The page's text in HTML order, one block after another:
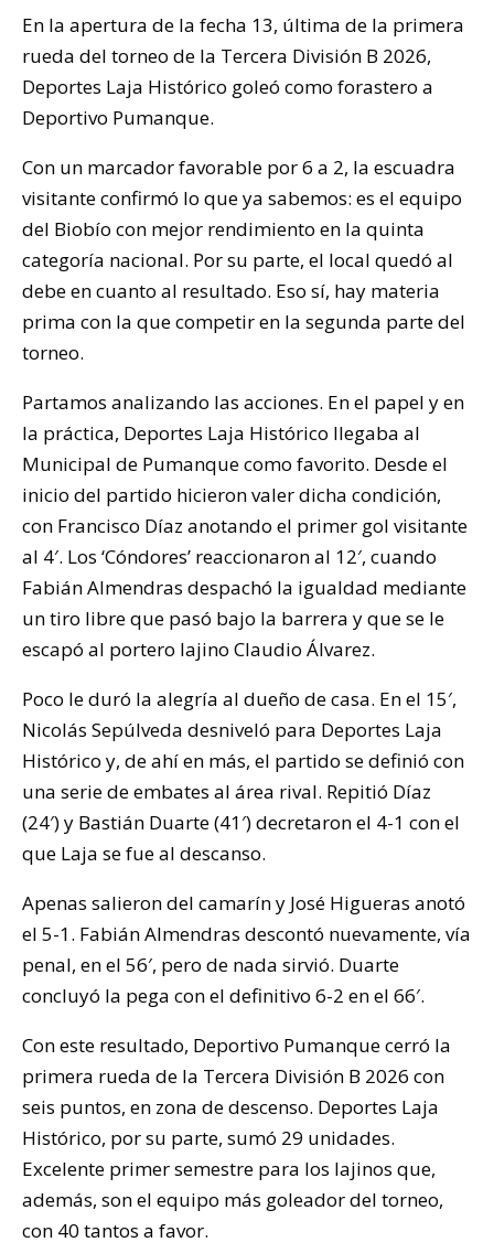
En la apertura de la fecha 13, última de la primera
rueda del torneo de la Tercera División B 2026,
Deportes Laja Histórico goleó como forastero a
Deportivo Pumanque.
Con un marcador favorable por 6 a 2, la escuadra
visitante confirmó lo que ya sabemos: es el equipo
del Biobío con mejor rendimiento en la quinta
categoría nacional. Por su parte, el local quedó al
debe en cuanto al resultado. Eso sí, hay materia
prima con la que competir en la segunda parte del
torneo.
Partamos analizando las acciones. En el papel y en
la práctica, Deportes Laja Histórico llegaba al
Municipal de Pumanque como favorito. Desde el
inicio del partido hicieron valer dicha condición,
con Francisco Díaz anotando el primer gol visitante
al 4′. Los ‘Cóndores’ reaccionaron al 12′, cuando
Fabián Almendras despachó la igualdad mediante
un tiro libre que pasó bajo la barrera y que se le
escapó al portero lajino Claudio Álvarez.
Poco le duró la alegría al dueño de casa. En el 15′,
Nicolás Sepúlveda desniveló para Deportes Laja
Histórico y, de ahí en más, el partido se definió con
una serie de embates al área rival. Repitió Díaz
(24′) y Bastián Duarte (41′) decretaron el 4-1 con el
que Laja se fue al descanso.
Apenas salieron del camarín y José Higueras anotó
el 5-1. Fabián Almendras descontó nuevamente, vía
penal, en el 56′, pero de nada sirvió. Duarte
concluyó la pega con el definitivo 6-2 en el 66′.
Con este resultado, Deportivo Pumanque cerró la
primera rueda de la Tercera División B 2026 con
seis puntos, en zona de descenso. Deportes Laja
Histórico, por su parte, sumó 29 unidades.
Excelente primer semestre para los lajinos que,
además, son el equipo más goleador del torneo,
con 40 tantos a favor.